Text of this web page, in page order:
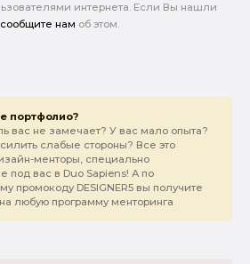
интернета. Если Вы нашли
сообщите нам об этом.
портфолио?
вас не замечает? У вас мало опыта?
слабые стороны? Все это
менторы, специально
под вас в Duo Sapiens! А по
промокоду DESIGNER5 вы получите
на любую программу менторинга